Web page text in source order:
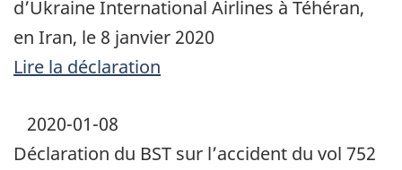
d’Ukraine International Airlines à Téhéran,
en Iran, le 8 janvier 2020
Lire la déclaration
2020-01-08
Déclaration du BST sur l’accident du vol 752